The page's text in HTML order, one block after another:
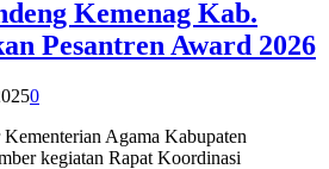
Kemenag Kab.
Pesantren Award 2026
0
Agama Kabupaten
kegiatan Rapat Koordinasi